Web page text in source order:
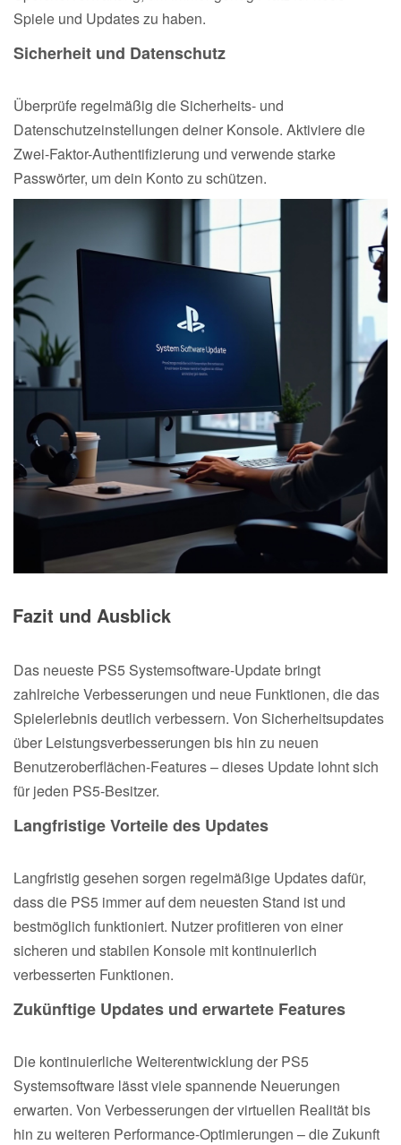
Spiele und Updates zu haben.
Sicherheit und Datenschutz
Überprüfe regelmäßig die Sicherheits- und
Datenschutzeinstellungen deiner Konsole. Aktiviere die
Zwei-Faktor-Authentifizierung und verwende starke
Passwörter, um dein Konto zu schützen.
Fazit und Ausblick
Das neueste PS5 Systemsoftware-Update bringt
zahlreiche Verbesserungen und neue Funktionen, die das
Spielerlebnis deutlich verbessern. Von Sicherheitsupdates
über Leistungsverbesserungen bis hin zu neuen
Benutzeroberflächen-Features – dieses Update lohnt sich
für jeden PS5-Besitzer.
Langfristige Vorteile des Updates
Langfristig gesehen sorgen regelmäßige Updates dafür,
dass die PS5 immer auf dem neuesten Stand ist und
bestmöglich funktioniert. Nutzer profitieren von einer
sicheren und stabilen Konsole mit kontinuierlich
verbesserten Funktionen.
Zukünftige Updates und erwartete Features
Die kontinuierliche Weiterentwicklung der PS5
Systemsoftware lässt viele spannende Neuerungen
erwarten. Von Verbesserungen der virtuellen Realität bis
hin zu weiteren Performance-Optimierungen – die Zukunft